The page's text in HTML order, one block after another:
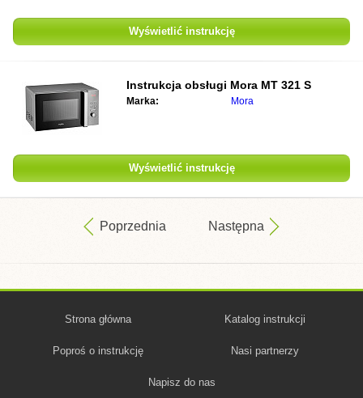
Wyświetlić instrukcję
Instrukcja obsługi Mora MT 321 S
Marka: Mora
Wyświetlić instrukcję
Poprzednia Następna
Strona główna Katalog instrukcji
Poproś o instrukcję Nasi partnerzy
Napisz do nas